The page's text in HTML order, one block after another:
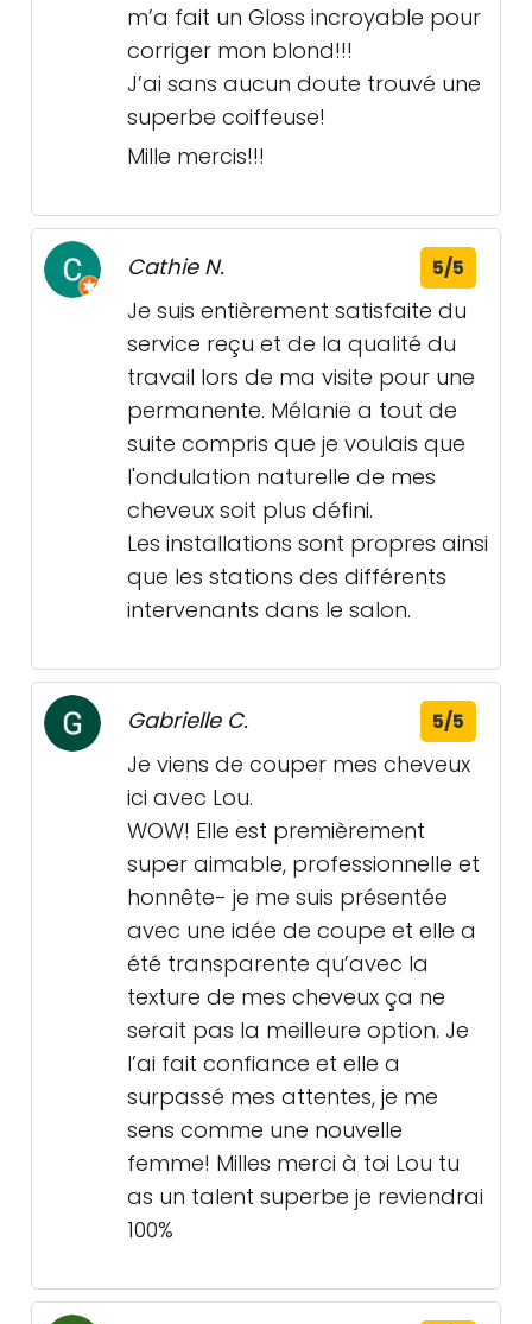
m’a fait un Gloss incroyable pour
corriger mon blond!!!
J’ai sans aucun doute trouvé une
superbe coiffeuse!
Mille mercis!!!
Cathie N. 5/5
Je suis entièrement satisfaite du
service reçu et de la qualité du
travail lors de ma visite pour une
permanente. Mélanie a tout de
suite compris que je voulais que
l'ondulation naturelle de mes
cheveux soit plus défini.
Les installations sont propres ainsi
que les stations des différents
intervenants dans le salon.
Gabrielle C. 5/5
Je viens de couper mes cheveux
ici avec Lou.
WOW! Elle est premièrement
super aimable, professionnelle et
honnête- je me suis présentée
avec une idée de coupe et elle a
été transparente qu’avec la
texture de mes cheveux ça ne
serait pas la meilleure option. Je
l’ai fait confiance et elle a
surpassé mes attentes, je me
sens comme une nouvelle
femme! Milles merci à toi Lou tu
as un talent superbe je reviendrai
100%